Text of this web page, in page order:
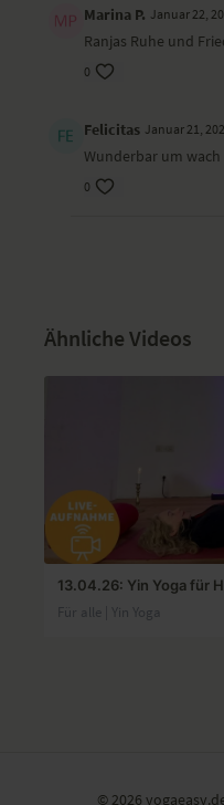
Marina P. Januar 22,
Ranjas Ruhe und
0
Felicitas Januar 21,
Wunderbar um
0
Ähnliche Videos
13.04.26: Yin Yoga für
Für alle | Yin Yoga
© 2026